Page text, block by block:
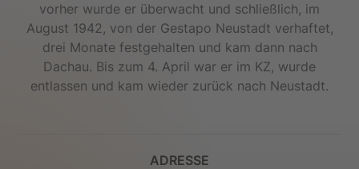
vorher wurde er überwacht und schließlich, im
August 1942, von der Gestapo Neustadt verhaftet,
drei Monate festgehalten und kam dann nach
Dachau. Bis zum 4. April war er im KZ, wurde
entlassen und kam wieder zurück nach Neustadt.
ADRESSE